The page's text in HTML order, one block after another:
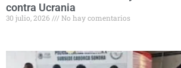
contra Ucrania
30 julio, 2026 No hay comentarios